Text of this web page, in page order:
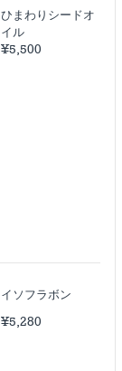
ひまわりシードオ
イル
¥5,500
イソフラボン
¥5,280